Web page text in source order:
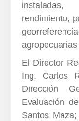
rendimiento,
El Director
Ing. Carlos
Dirección
Evaluación
Santos